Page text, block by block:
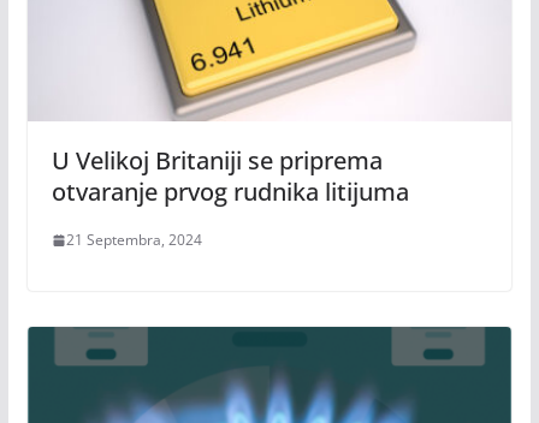
U Velikoj Britaniji se priprema
otvaranje prvog rudnika litijuma
21 Septembra, 2024